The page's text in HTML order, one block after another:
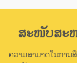
ສະໜັບສະ
ຄວາມສາມາດໃນການ